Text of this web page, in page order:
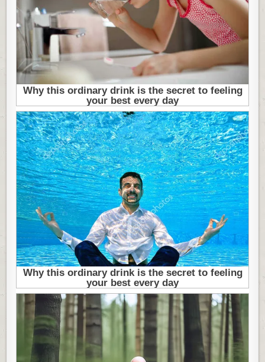
NJEGOVE
REČI
STIĆI
MALO
NEGO
ĆE
SKONČATI